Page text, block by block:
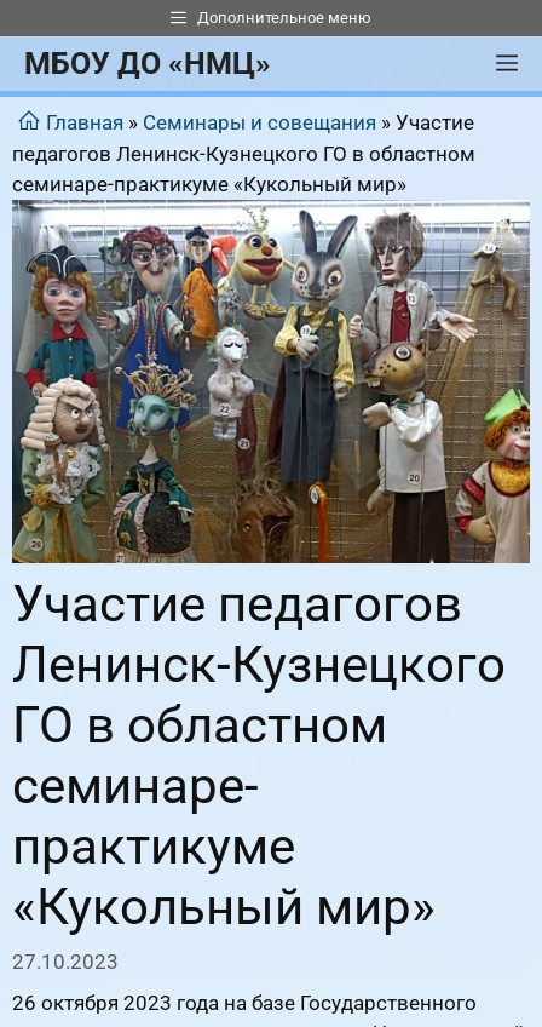
к
содержимому
Дополнительное меню
МБОУ ДО «НМЦ»
Главная » Семинары и совещания »Участие
педагогов Ленинск-Кузнецкого ГО в областном
семинаре-практикуме «Кукольный мир»
Участие педагогов
Ленинск-Кузнецкого
ГО в областном
семинаре-
практикуме
«Кукольный мир»
27.10.2023
26 октября 2023 года на базе Государственного